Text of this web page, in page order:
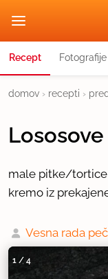
Recept Fotografije
domov › recepti ›
male pitke/tortice
kremo iz
Vesna rada
1 / 4